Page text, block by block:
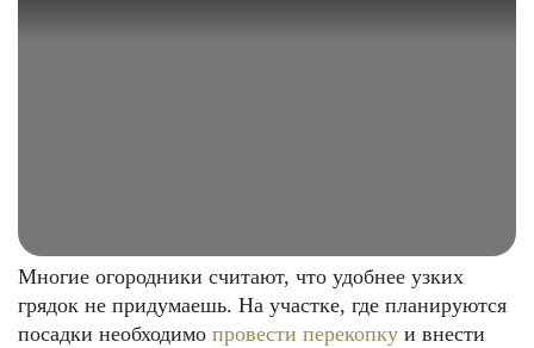
Многие огородники считают, что удобнее узких
грядок не придумаешь. На участке, где планируются
посадки необходимо провести перекопку и внести